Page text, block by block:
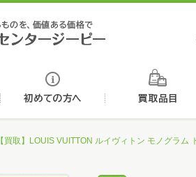
価値あ
初めての方へ
【買取】LOUIS VUITTON ルイヴィトン モノグラ